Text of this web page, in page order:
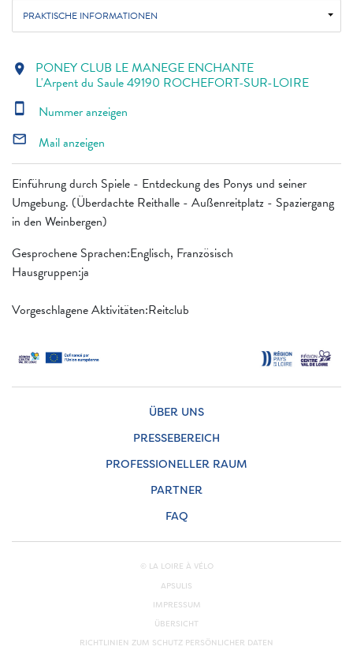
PRAKTISCHE INFORMATIONEN
Einführung durch Spiele - Entdeckung des Ponys und seiner
Umgebung. (Überdachte Reithalle - Außenreitplatz - Spaziergang
in den Weinbergen)
Gesprochene Sprachen:Englisch, Französisch
Hausgruppen:ja
Vorgeschlagene Aktivitäten:Reitclub
location_on PONEY CLUB LE MANEGE ENCHANTE
L'Arpent du Saule 49190 ROCHEFORT-SUR-LOIRE
smartphone Nummer anzeigen
mail_outline Mail anzeigen
ÜBER UNS
PRESSEBEREICH
PROFESSIONELLER RAUM
PARTNER
FAQ
© LA LOIRE À VÉLO
APSULIS
IMPRESSUM
ÜBERSICHT
RICHTLINIEN ZUM SCHUTZ PERSÖNLICHER DATEN